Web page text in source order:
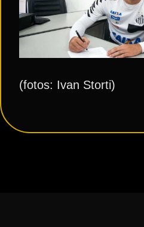
(fotos: Ivan Storti)